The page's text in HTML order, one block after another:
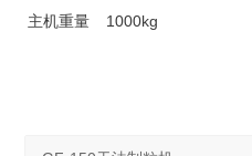
主机重量
1000kg